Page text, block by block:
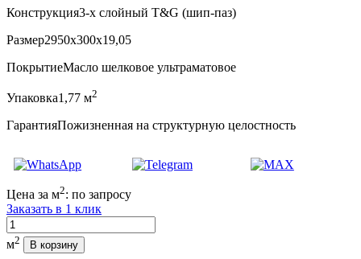
Конструкция3-х слойный T&G (шип-паз)
Размер2950x300x19,05
ПокрытиеМасло шелковое ультраматовое
Упаковка1,77 м2
ГарантияПожизненная на структурную целостность
Цена за м2: по запросу
Заказать в 1 клик
Количество
м2 В корзину